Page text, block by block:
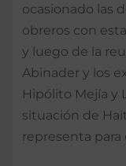
ocasionado las
obreros con
y luego de la
Abinader y los
Hipólito Mejía y
situación de
representa para